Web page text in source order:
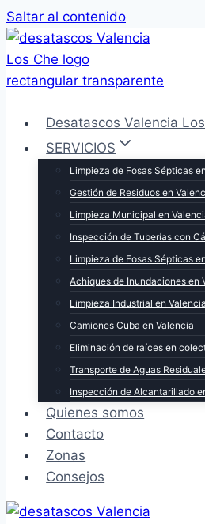
Saltar al contenido
Desatascos Valencia
SERVICIOS
Limpieza de Fosas Sépticas
Gestión de Residuos en
Limpieza Municipal en
Inspección de Tuberías con
Limpieza de Fosas Sépticas
Achiques de Inundaciones en
Limpieza Industrial en Valencia
Camiones Cuba en Valencia
Eliminación de raíces en
Transporte de Aguas
Inspección de Alcantarillado
Quienes somos
Contacto
Zonas
Consejos